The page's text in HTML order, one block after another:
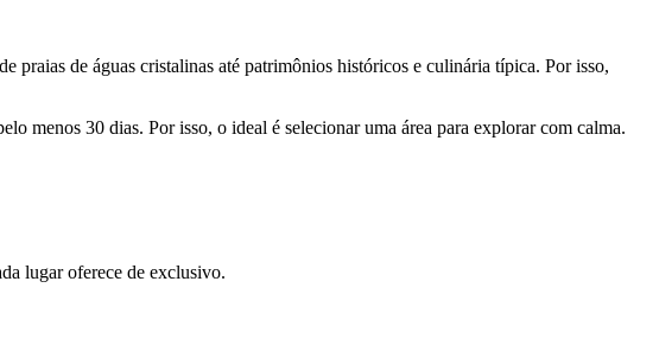
praias de águas cristalinas até patrimônios históricos e culinária típica. Por isso,
menos 30 dias. Por isso, o ideal é selecionar uma área para explorar com calma.
lugar oferece de exclusivo.